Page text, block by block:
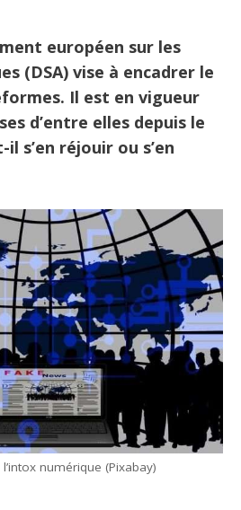
européen sur les
(DSA) vise à encadrer le
Il est en vigueur
d’entre elles depuis le
s’en réjouir ou s’en
numérique (Pixabay)